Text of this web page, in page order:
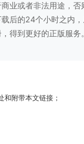
业或者非法用途，否
后的24个小时之内
得到更好的正版服务
和附带本文链接；